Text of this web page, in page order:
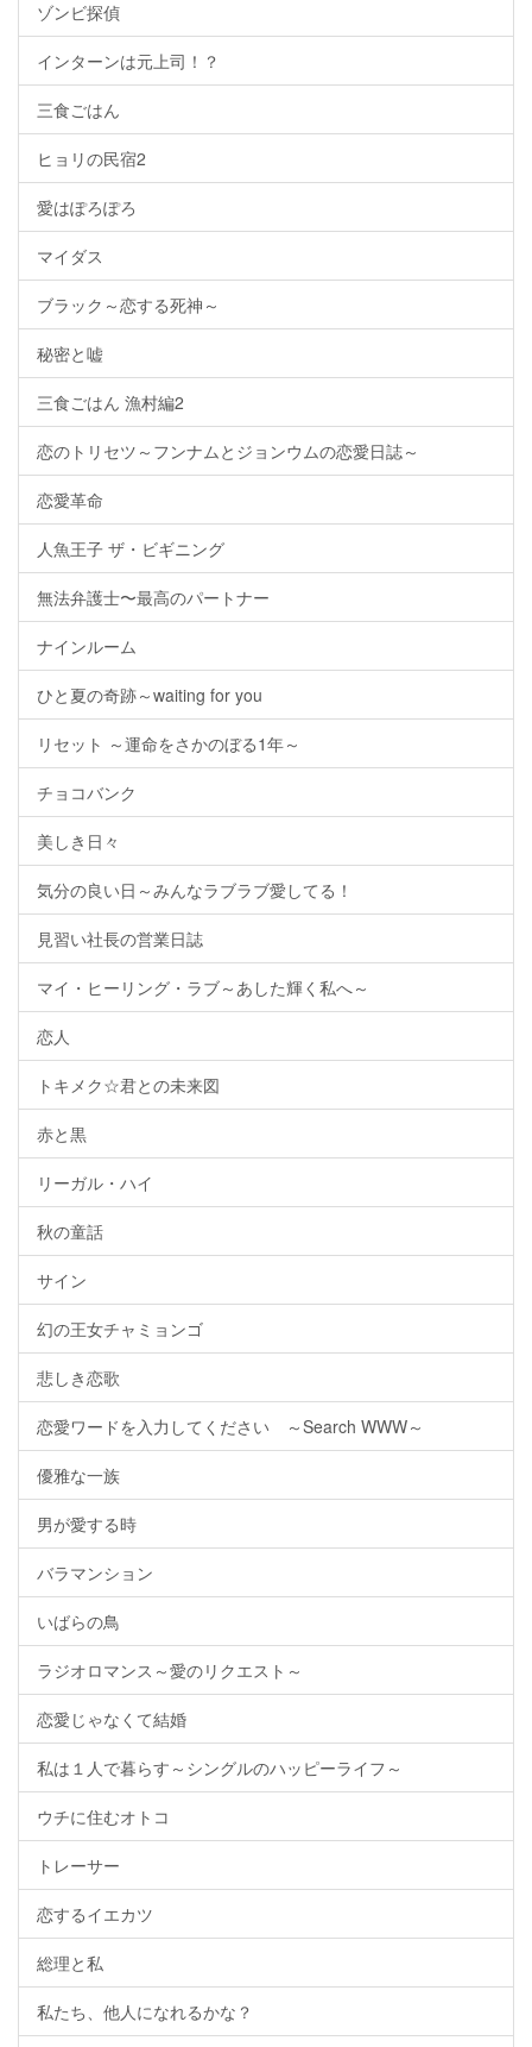
ゾンビ探偵
インターンは元上司！？
三食ごはん
ヒョリの民宿2
愛はぽろぽろ
マイダス
ブラック～恋する死神～
秘密と嘘
三食ごはん 漁村編2
恋のトリセツ～フンナムとジョンウムの恋愛日誌～
恋愛革命
人魚王子 ザ・ビギニング
無法弁護士〜最高のパートナー
ナインルーム
ひと夏の奇跡～waiting for you
リセット ～運命をさかのぼる1年～
チョコバンク
美しき日々
気分の良い日～みんなラブラブ愛してる！
見習い社長の営業日誌
マイ・ヒーリング・ラブ～あした輝く私へ～
恋人
トキメク☆君との未来図
赤と黒
リーガル・ハイ
秋の童話
サイン
幻の王女チャミョンゴ
悲しき恋歌
恋愛ワードを入力してください ～Search WWW～
優雅な一族
男が愛する時
バラマンション
いばらの鳥
ラジオロマンス～愛のリクエスト～
恋愛じゃなくて結婚
私は１人で暮らす～シングルのハッピーライフ～
ウチに住むオトコ
トレーサー
恋するイエカツ
総理と私
私たち、他人になれるかな？